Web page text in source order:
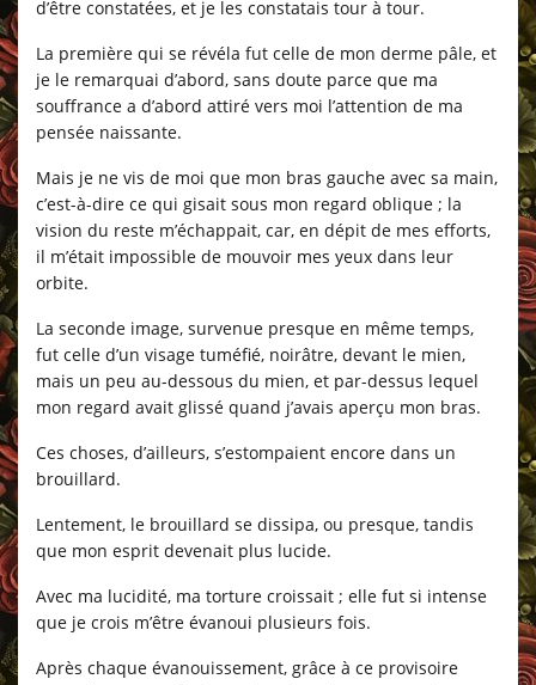
d’être constatées, et je les constatais tour à tour.
La première qui se révéla fut celle de mon derme pâle, et
je le remarquai d’abord, sans doute parce que ma
souffrance a d’abord attiré vers moi l’attention de ma
pensée naissante.
Mais je ne vis de moi que mon bras gauche avec sa main,
c’est-à-dire ce qui gisait sous mon regard oblique ; la
vision du reste m’échappait, car, en dépit de mes efforts,
il m’était impossible de mouvoir mes yeux dans leur
orbite.
La seconde image, survenue presque en même temps,
fut celle d’un visage tuméfié, noirâtre, devant le mien,
mais un peu au-dessous du mien, et par-dessus lequel
mon regard avait glissé quand j’avais aperçu mon bras.
Ces choses, d’ailleurs, s’estompaient encore dans un
brouillard.
Lentement, le brouillard se dissipa, ou presque, tandis
que mon esprit devenait plus lucide.
Avec ma lucidité, ma torture croissait ; elle fut si intense
que je crois m’être évanoui plusieurs fois.
Après chaque évanouissement, grâce à ce provisoire